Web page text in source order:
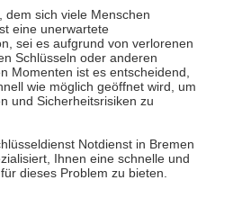
dem sich viele Menschen
eine unerwartete
sei es aufgrund von verlorenen
Schlüsseln oder anderen
Momenten ist es entscheidend,
wie möglich geöffnet wird, um
und Sicherheitsrisiken zu
Notdienst in Bremen
Ihnen eine schnelle und
dieses Problem zu bieten.